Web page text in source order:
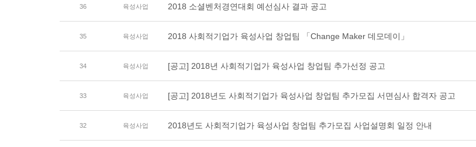
36 육성사업 2018 소셜벤처경연대회 예선심사 결과 공고
35 육성사업 2018 사회적기업가 육성사업 창업팀 「Change Maker 데모데이」
34 육성사업 [공고] 2018년 사회적기업가 육성사업 창업팀 추가선정 공고
33 육성사업 [공고] 2018년도 사회적기업가 육성사업 창업팀 추가모집 서면심사 합격자 공고
32 육성사업 2018년도 사회적기업가 육성사업 창업팀 추가모집 사업설명회 일정 안내